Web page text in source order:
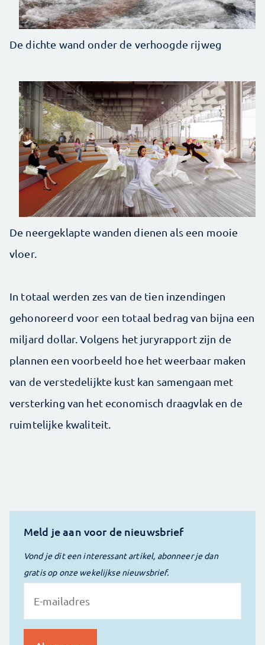
De dichte wand onder de verhoogde rijweg
De neergeklapte wanden dienen als een mooie
vloer.
In totaal werden zes van de tien inzendingen
gehonoreerd voor een totaal bedrag van bijna een
miljard dollar. Volgens het juryrapport zijn de
plannen een voorbeeld hoe het weerbaar maken
van de verstedelijkte kust kan samengaan met
versterking van het economisch draagvlak en de
ruimtelijke kwaliteit.
Meld je aan voor de nieuwsbrief
Vond je dit een interessant artikel, abonneer je dan
gratis op onze wekelijkse nieuwsbrief.